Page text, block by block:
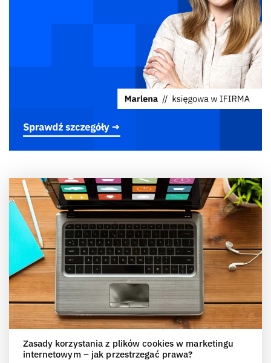
Zasady korzystania z plików cookies w marketingu
internetowym – jak przestrzegać prawa?